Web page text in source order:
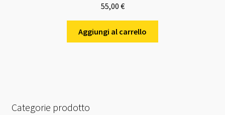
55,00 €
Aggiungi al carrello
Categorie prodotto